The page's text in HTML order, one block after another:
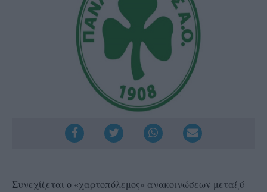
Συνεχίζεται ο «χαρτοπόλεμος» ανακοινώσεων μεταξύ